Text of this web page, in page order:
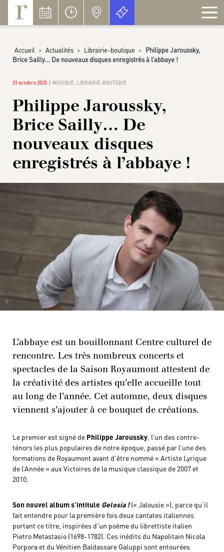
Accueil > Actualités > Librairie-boutique > Philippe Jaroussky,
Brice Sailly… De nouveaux disques enregistrés à l’abbaye !
31 octobre 2025 MUSIQUE LIBRAIRIE-BOUTIQUE
Philippe Jaroussky,
Brice Sailly… De
nouveaux disques
enregistrés à l’abbaye !
L’abbaye est un bouillonnant Centre culturel de
rencontre. Les très nombreux concerts et
spectacles de la Saison Royaumont attestent de
la créativité des artistes qu’elle accueille tout
au long de l’année. Cet automne, deux disques
viennent s’ajouter à ce bouquet de créations.
Le premier est signé de Philippe Jaroussky , l’un des contre-
ténors les plus populaires de notre époque, passé par l’une des
formations de Royaumont avant d’être nommé « Artiste Lyrique
de l’Année » aux Victoires de la musique classique de 2007 et
2010.
Son nouvel album s’intitule Gelosia !(« Jalousie »), parce qu’il
fait entendre pour la première fois deux cantates italiennes
portant ce titre, inspirées d’un poème du librettiste italien
Pietro Metastasio (1698-1782). Ces inédits du Napolitain Nicola
Porpora et du Vénitien Baldassare Galuppi sont entourées
Panneau de gestion des cookies